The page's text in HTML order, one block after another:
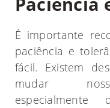
É importante
paciência e
fácil. Existem
mudar